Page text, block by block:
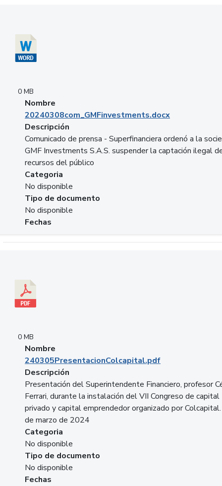
0 MB
Nombre
20240308com_GMFinvestments.docx
Descripción
Comunicado de prensa - Superfinanciera ordenó a la
GMF Investments S.A.S. suspender la captación ilegal
recursos del público
Categoria
No disponible
Tipo de documento
No disponible
Fechas
0 MB
Nombre
240305PresentacionColcapital.pdf
Descripción
Presentación del Superintendente Financiero, profesor
Ferrari, durante la instalación del VII Congreso de capital
privado y capital emprendedor organizado por
de marzo de 2024
Categoria
No disponible
Tipo de documento
No disponible
Fechas